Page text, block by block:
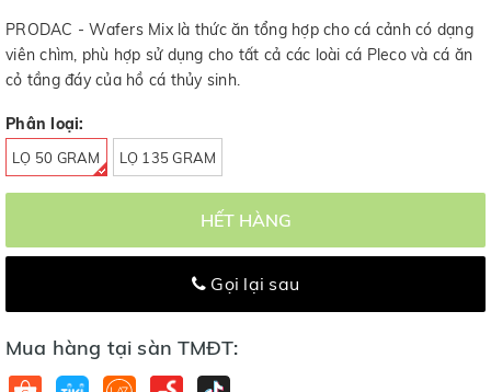
PRODAC - Wafers Mix là thức ăn tổng hợp cho cá cảnh có dạng
viên chìm, phù hợp sử dụng cho tất cả các loài cá Pleco và cá ăn
cỏ tầng đáy của hồ cá thủy sinh.
Phân loại:
LỌ 50 GRAM LỌ 135 GRAM
HẾT HÀNG
Gọi lại sau
Mua hàng tại sàn TMĐT: